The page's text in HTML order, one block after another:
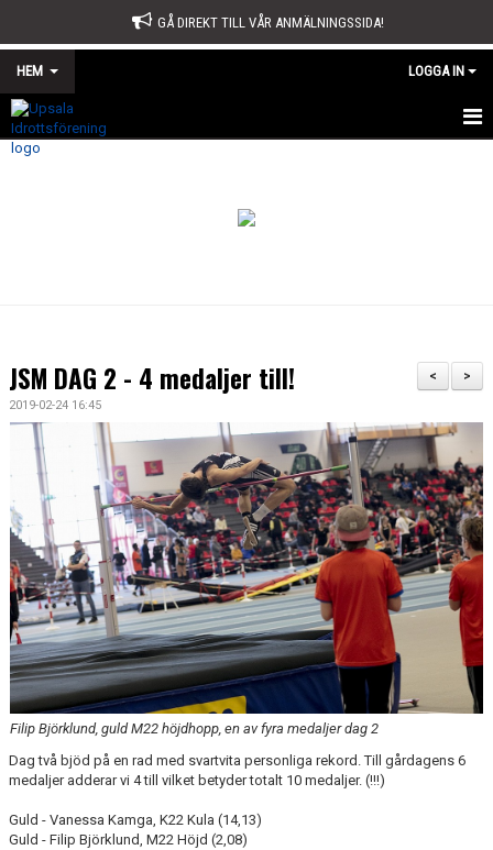
GÅ DIREKT TILL VÅR ANMÄLNINGSSIDA!
HEM LOGGA IN
START
ÅRSMÖTE
ÅRSBERÄTTELSE OCH VERKSAMHETSPLAN
BÖRJA TRÄNA FRIIDROTT
FAQ
MEDLEMSINFO
ARRANGEMANG
FUNKTIONÄRSINFO
RESULTAT
SOMMARFRIIDROTTSSKOLAN
STATISTIK
>
<
JSM DAG 2 - 4 medaljer till!
2019-02-24 16:45
Filip Björklund, guld M22 höjdhopp, en av fyra medaljer dag 2
Dag två bjöd på en rad med svartvita personliga rekord. Till gårdagens 6
medaljer adderar vi 4 till vilket betyder totalt 10 medaljer. (!!!)
Guld - Vanessa Kamga, K22 Kula (14,13)
Guld - Filip Björklund, M22 Höjd (2,08)